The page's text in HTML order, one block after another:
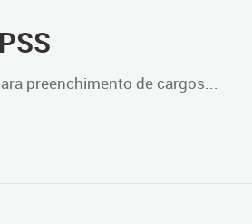
preenchimento de cargos...